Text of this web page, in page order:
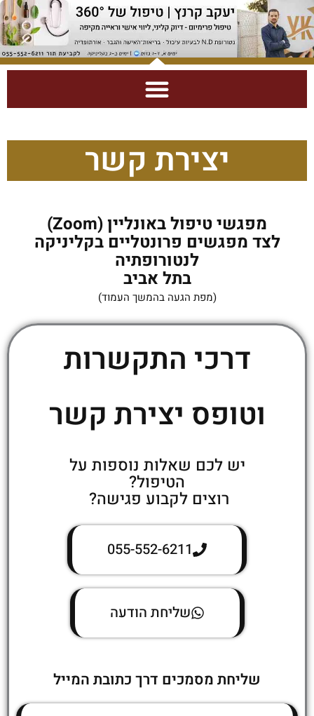
דילוג
לתוכן
יצירת קשר
מפגשי טיפול באונליין (Zoom)
לצד מפגשים פרונטליים בקליניקה
לנטורופתיה
בתל אביב
(מפת הגעה בהמשך העמוד)
דרכי התקשרות
וטופס יצירת קשר
יש לכם שאלות נוספות על
הטיפול?
רוצים לקבוע פגישה?
055-552-6211
שליחת הודעה
שליחת מסמכים דרך כתובת המייל